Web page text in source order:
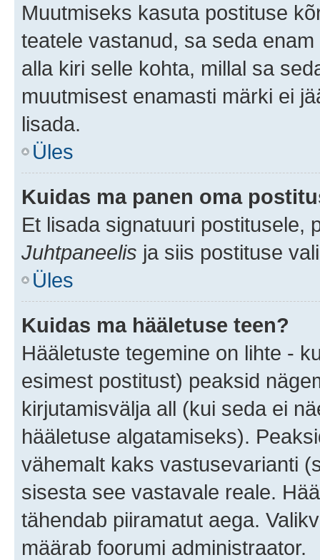
Muutmiseks kasuta postituse
teatele vastanud, sa seda
alla kiri selle kohta, millal sa
muutmisest enamasti märki ei
lisada.
Üles
Kuidas ma panen oma
Et lisada signatuuri postitusele,
Juhtpaneelis ja siis postituse
Üles
Kuidas ma hääletuse teen?
Hääletuste tegemine on lihte -
esimest postitust) peaksid
kirjutamisvälja all (kui seda ei
hääletuse algatamiseks).
vähemalt kaks vastusevarianti
sisesta see vastavale reale.
tähendab piiramatut aega.
määrab foorumi administraator.